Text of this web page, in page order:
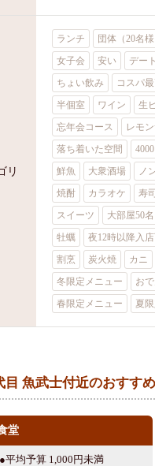
リ
ランチ 団体（20名様
女子会
安い デート
ちょい飲み
コスパ
半個室
ワイン 生
忘年会コース
レモ
落ち着いた空間
鮮魚
大衆酒場 ノ
焼酎
カラオケ 寿司
スイーツ
大部屋50
牡蠣
夜12時以降入
割烹
炭火焼 カニ
冬限定メニュー
お
春限定メニュー
夏
目 魚武士付近のおすす
堂
平均予算 1,000円未満